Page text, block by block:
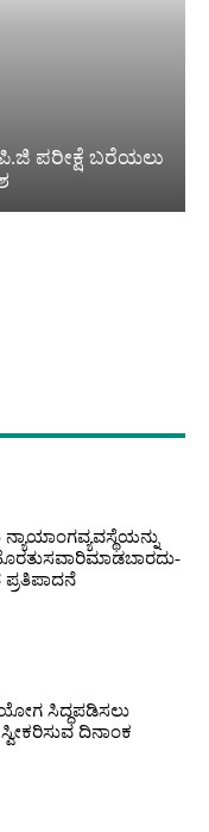
ಪರೀಕ್ಷೆ ಬರೆಯಲು
ಸಿದ್ಧಪಡಿಸಲು
ದಿನಾಂಕ